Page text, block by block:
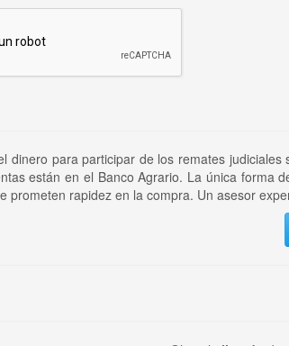
dinero para participar de los remates judiciales
están en el Banco Agrario. La única forma
prometen rapidez en la compra. Un asesor